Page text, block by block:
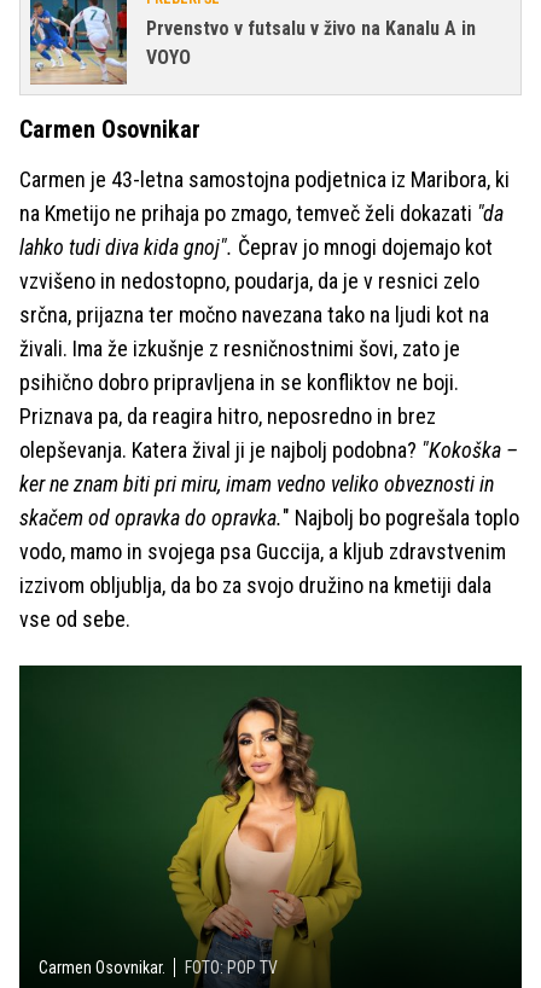
Prvenstvo v futsalu v živo na Kanalu A in
VOYO
Carmen Osovnikar
Carmen je 43-letna samostojna podjetnica iz Maribora, ki
na Kmetijo ne prihaja po zmago, temveč želi dokazati "da
lahko tudi diva kida gnoj". Čeprav jo mnogi dojemajo kot
vzvišeno in nedostopno, poudarja, da je v resnici zelo
srčna, prijazna ter močno navezana tako na ljudi kot na
živali. Ima že izkušnje z resničnostnimi šovi, zato je
psihično dobro pripravljena in se konfliktov ne boji.
Priznava pa, da reagira hitro, neposredno in brez
olepševanja. Katera žival ji je najbolj podobna? "Kokoška –
ker ne znam biti pri miru, imam vedno veliko obveznosti in
skačem od opravka do opravka." Najbolj bo pogrešala toplo
vodo, mamo in svojega psa Guccija, a kljub zdravstvenim
izzivom obljublja, da bo za svojo družino na kmetiji dala
vse od sebe.
Carmen Osovnikar. FOTO: POP TV